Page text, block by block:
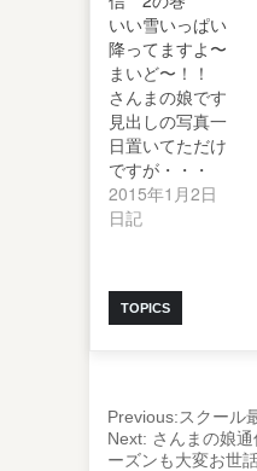
いい雪いっぱい
降ってますよ〜
まいど〜！！
さんまの娘です
見出しの写真一
日置いてただけ
ですが・・・
Σ(゜д゜lll)…
2015年1月2日
日記
TOPICS
Previous:スクール
Next: さんまの
ーズンも大変お世